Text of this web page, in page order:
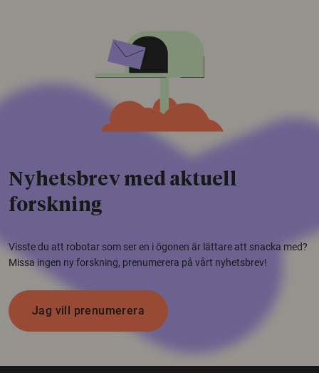
Nyhetsbrev med aktuell
forskning
Visste du att robotar som ser en i ögonen är lättare att snacka med?
Missa ingen ny forskning, prenumerera på vårt nyhetsbrev!
Jag vill prenumerera